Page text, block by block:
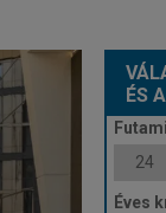
ÉS
24
Éves